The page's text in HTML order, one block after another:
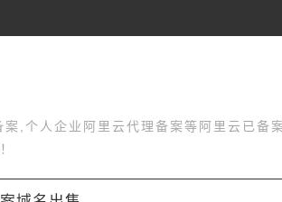
,个人企业阿里云代理备案等阿里云已备